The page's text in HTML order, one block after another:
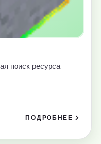
поиск ресурса
ПОДРОБНЕЕ